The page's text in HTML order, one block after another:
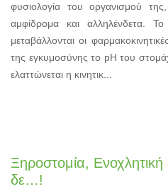
φυσιολογία του οργανισμού
αμφίδρομα και αλληλένδετα.
μεταβάλλονται οι
της εγκυμοσύνης το pH του
ελαττώνεται η κινητικ...
Ξηροστομία,
δε…!